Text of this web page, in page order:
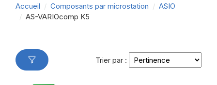
Accueil Composants par microstation
ASIO
AS-VARIOcomp K5
Trier par :